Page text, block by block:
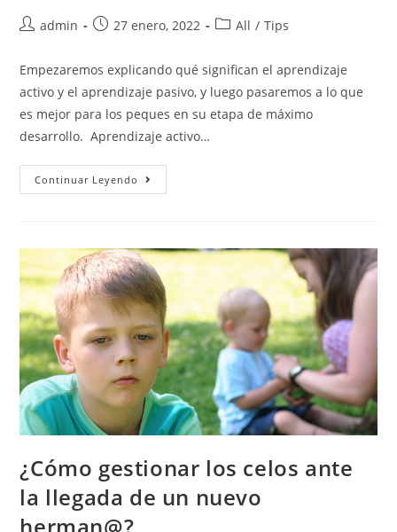
admin 27 enero, 2022 All / Tips
Empezaremos explicando qué significan el aprendizaje
activo y el aprendizaje pasivo, y luego pasaremos a lo que
es mejor para los peques en su etapa de máximo
desarrollo. Aprendizaje activo…
Continuar Leyendo
¿Cómo gestionar los celos ante
la llegada de un nuevo